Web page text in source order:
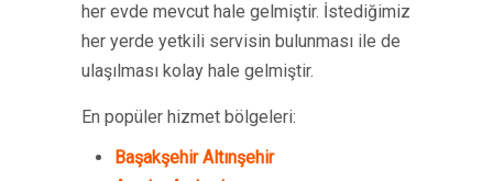
her evde mevcut hale gelmiştir. İstediğimiz
her yerde yetkili servisin bulunması ile de
ulaşılması kolay hale gelmiştir.
En popüler hizmet bölgeleri:
Başakşehir Altınşehir